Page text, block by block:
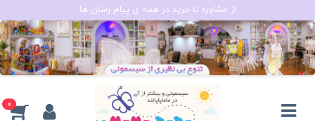
از مشاوره تا خرید در همه ی پیام رسان ها
0